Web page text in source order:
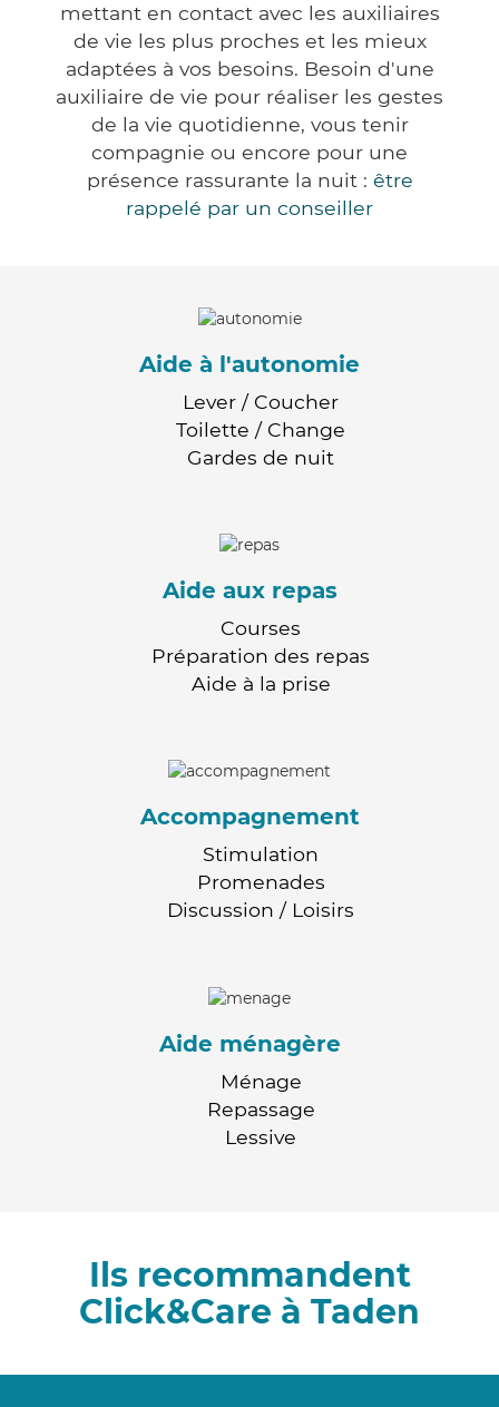
mettant en contact avec les auxiliaires
de vie les plus proches et les mieux
adaptées à vos besoins. Besoin d'une
auxiliaire de vie pour réaliser les gestes
de la vie quotidienne, vous tenir
compagnie ou encore pour une
présence rassurante la nuit : être
rappelé par un conseiller
Aide à l'autonomie
Lever / Coucher
Toilette / Change
Gardes de nuit
Aide aux repas
Courses
Préparation des repas
Aide à la prise
Accompagnement
Stimulation
Promenades
Discussion / Loisirs
Aide ménagère
Ménage
Repassage
Lessive
Ils recommandent
Click&Care à Taden